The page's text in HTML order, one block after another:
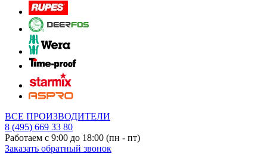
ВСЕ ПРОИЗВОДИТЕЛИ
8 (495) 669 33 80
Работаем с 9:00 до 18:00 (пн - пт)
Заказать обратный звонок